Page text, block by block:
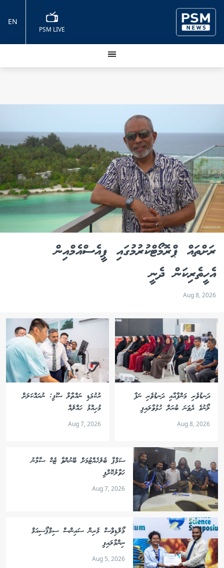
PSM LIVE
EN
ރަށްތައް ޕްރޮމޯޓްކުރުމުގައި ޕީއެސްއެމްއިން
އެހީތެރިކަން ދެނީ
Aug 8, 2026
ދަނޑުވެރި މަންފާއާއި ދަނޑުވެރި ނަފާ
ލޯނުގެ ދެވަނަ ބުރަށް ހުޅުވާލައިފި
Aug 8, 2026
ރުކުމަޑި ނައްތާލާ ސޫފި: ނުރައްކަލަށް
މުހިއްމު ހައްލެއް
Aug 7, 2026
ސަމްޕާ ބެލެހެއްޓުމަށް ބޭނުންވާ ޓެކް ސާމާނު
ހަވާލުކޮށްފި
Aug 7, 2026
މޯލްޑިވްސް މެރިން ސައިންސް ސިމްޕޯސިއަމް
ނިންމާލައިފި
Aug 5, 2026